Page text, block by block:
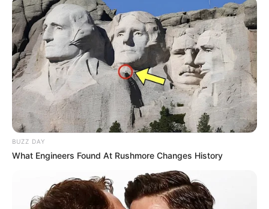
BUZZ DAY
What Engineers Found At Rushmore Changes History